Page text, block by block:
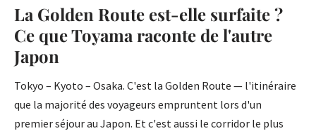
La Golden Route est-elle surfaite ?
Ce que Toyama raconte de l'autre
Japon
Tokyo – Kyoto – Osaka. C'est la Golden Route — l'itinéraire
que la majorité des voyageurs empruntent lors d'un
premier séjour au Japon. Et c'est aussi le corridor le plus